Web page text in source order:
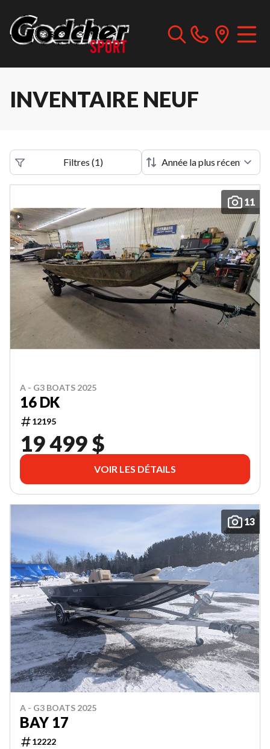
INVENTAIRE NEUF
Filtres (1)
11
A - G3 BOATS 2025
16 DK
12195
19 499 $
VOIR LES DÉTAILS
13
A - G3 BOATS 2025
BAY 17
12222